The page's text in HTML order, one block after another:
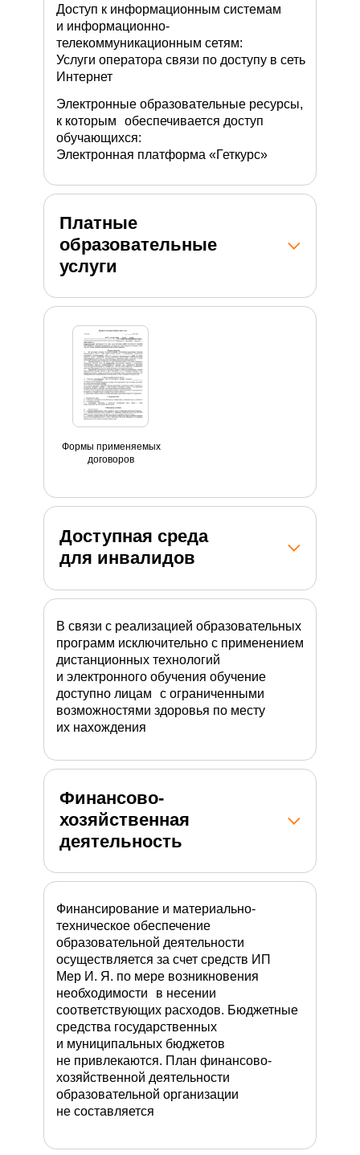
Доступ к информационным системам
и информационно-
телекоммуникационным сетям:
Услуги оператора связи по доступу в сеть
Интернет
Электронные образовательные ресурсы,
к которым обеспечивается доступ
обучающихся:
Электронная платформа «Геткурс»
Платные
образовательные
услуги
Формы применяемых
договоров
Доступная среда
для инвалидов
В связи с реализацией образовательных
программ исключительно с применением
дистанционных технологий
и электронного обучения обучение
доступно лицам с ограниченными
возможностями здоровья по месту
их нахождения
Финансово-
хозяйственная
деятельность
Финансирование и материально-
техническое обеспечение
образовательной деятельности
осуществляется за счет средств ИП
Мер И. Я. по мере возникновения
необходимости в несении
соответствующих расходов. Бюджетные
средства государственных
и муниципальных бюджетов
не привлекаются. План финансово-
хозяйственной деятельности
образовательной организации
не составляется